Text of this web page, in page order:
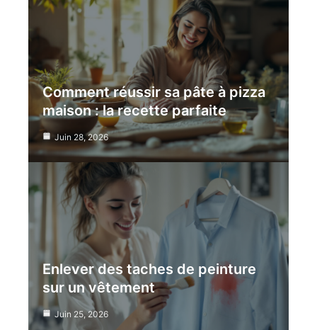
Comment réussir sa pâte à pizza
maison : la recette parfaite
Juin 28, 2026
Enlever des taches de peinture
sur un vêtement
Juin 25, 2026